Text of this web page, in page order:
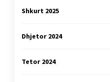
Shkurt 2025
Dhjetor 2024
Tetor 2024